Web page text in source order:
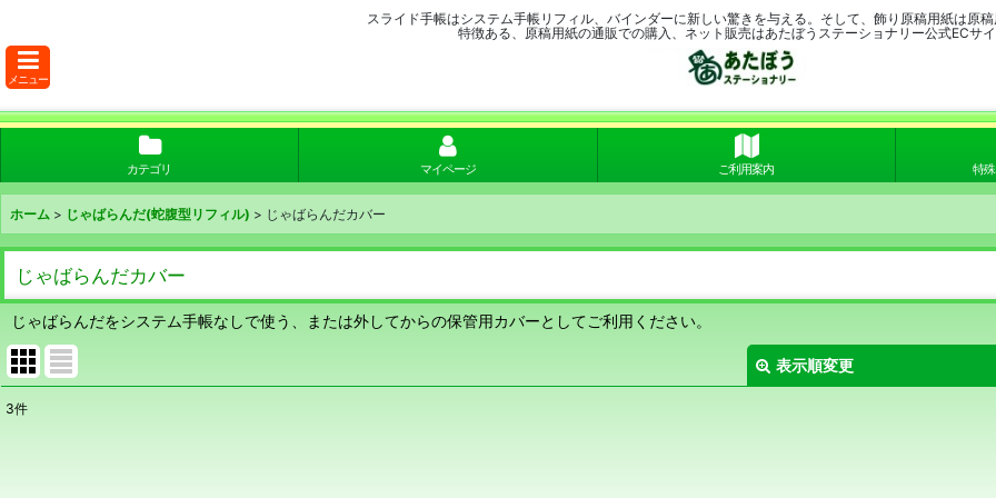
スライド手帳はシステム手帳リフィル、バインダーに新しい驚きを与える。そして、飾り原稿用紙は原
特徴ある、原稿用紙の通販での購入、ネット販売はあたぼうステーショナリー公式ECサ
メニュー
カテゴリ マイページ ご利用案内 特
ホーム > じゃばらんだ(蛇腹型リフィル) > じゃばらんだカバー
じゃばらんだカバー
じゃばらんだをシステム手帳なしで使う、または外してからの保管用カバーとしてご利用ください。
表示順変更
3件